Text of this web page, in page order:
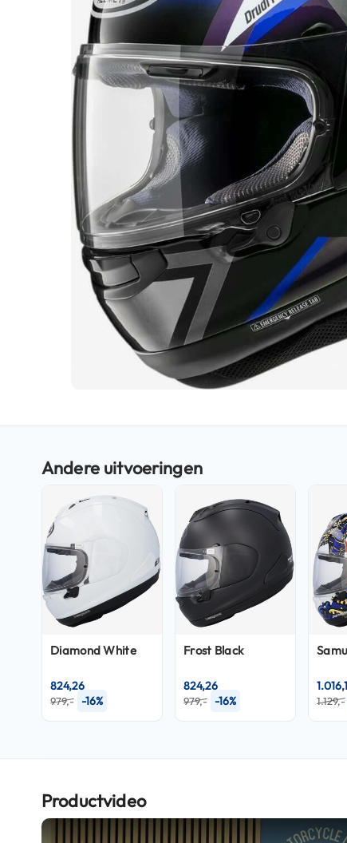
motorhelmen
motorhelmen
motorhelmen
Fashion
Vespa
Heren
scooterhelmen
Dames
scooterhelmen
Kinder
scooterhelmen
Systeemhelmen
Jethelmen
Integraalhelmen
Fietshelmen
accessoires
Vizieren
begin
afbeeldingen-
gallerij
Diamond White
979,- -16%
824,26
Frost Black
979,- -16%
824,26
1.129,-
Productvideo